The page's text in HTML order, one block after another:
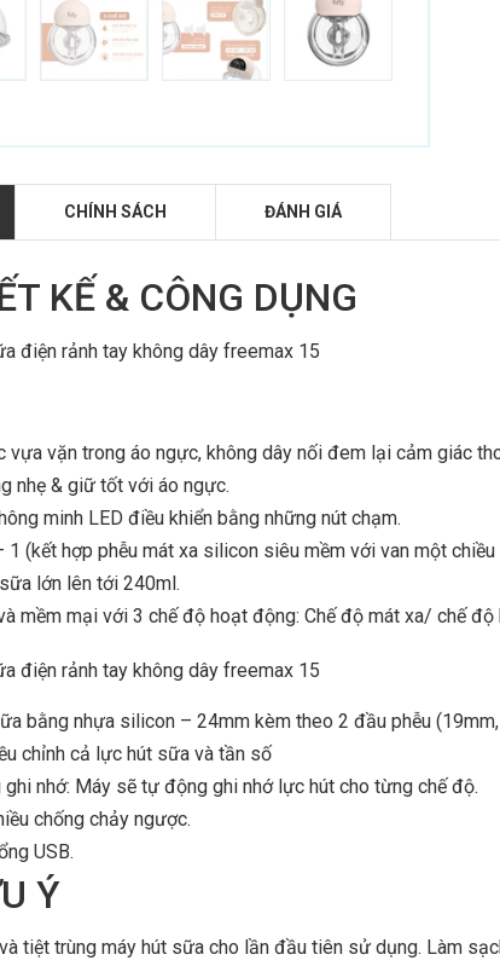
CHÍNH SÁCH ĐÁNH GIÁ
KẾ & CÔNG DỤNG
vựa vặn trong áo ngực, không dây nối đem lại cảm giác
nhẹ & giữ tốt với áo ngực.
minh LED điều khiển bằng những nút chạm.
1 (kết hợp phễu mát xa silicon siêu mềm với van một
lớn lên tới 240ml.
mềm mại với 3 chế độ hoạt động: Chế độ mát xa/ chế
bằng nhựa silicon – 24mm kèm theo 2 đầu phễu
chỉnh cả lực hút sữa và tần số
ghi nhớ: Máy sẽ tự động ghi nhớ lực hút cho từng chế độ.
chống chảy ngược.
USB.
Ý
tiệt trùng máy hút sữa cho lần đầu tiên sử dụng. Làm